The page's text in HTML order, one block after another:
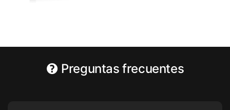
Preguntas frecuentes